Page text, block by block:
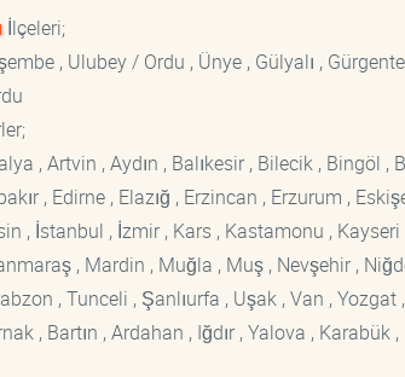
İlçeleri;
, Ulubey / Ordu , Ünye , Gülyalı ,
, Artvin , Aydın , Balıkesir , Bilecik , Bingöl ,
, Edirne , Elazığ , Erzincan , Erzurum ,
, İstanbul , İzmir , Kars , Kastamonu , Kayseri
, Mardin , Muğla , Muş , Nevşehir ,
, Tunceli , Şanlıurfa , Uşak , Van , Yozgat ,
, Bartın , Ardahan , Iğdır , Yalova , Karabük ,